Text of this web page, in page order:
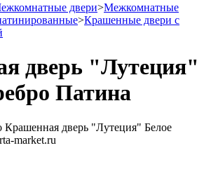
двери>Межкомнатные
>Крашенные двери с
дверь "Лутеция"
Патина